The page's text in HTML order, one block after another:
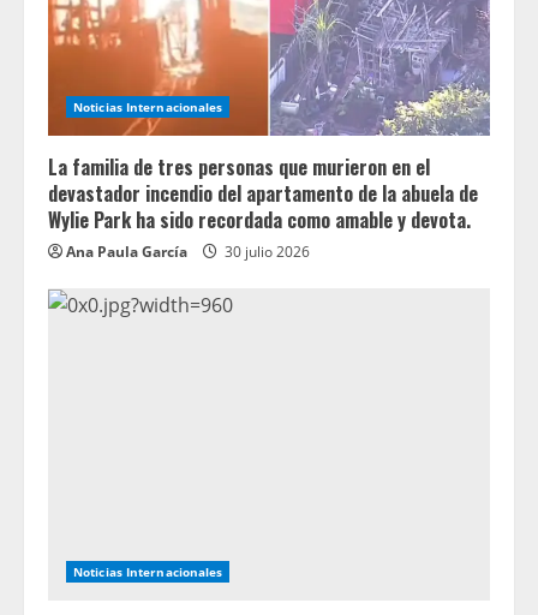
Noticias Internacionales
La familia de tres personas que murieron en el
devastador incendio del apartamento de la abuela de
Wylie Park ha sido recordada como amable y devota.
Ana Paula García 30 julio 2026
Noticias Internacionales